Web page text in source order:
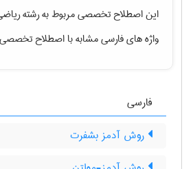
این اصطلاح تخصصی مربوط به رشته
واژه های فارسی مشابه با اصطلاح
فارسی
روش آدمز بشفرت